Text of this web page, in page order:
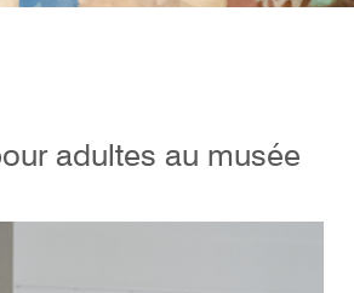
adultes au musée